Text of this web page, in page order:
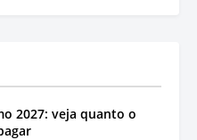
2027: veja quanto o